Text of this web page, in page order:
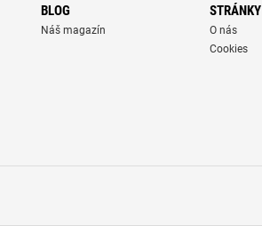
BLOG
Náš magazín
STRÁNKY
O nás
Cookies